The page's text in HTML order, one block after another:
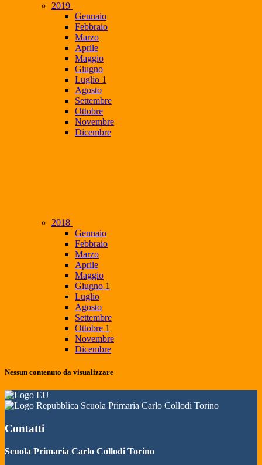
2019
Gennaio
Febbraio
Marzo
Aprile
Maggio
Giugno
Luglio 1
Agosto
Settembre
Ottobre
Novembre
Dicembre
2018
Gennaio
Febbraio
Marzo
Aprile
Maggio
Giugno 1
Luglio
Agosto
Settembre
Ottobre 1
Novembre
Dicembre
Nessun contenuto da visualizzare
Scuola Primaria Carlo Collodi Torino
Contatti
Scuola Primaria Carlo Collodi Torino